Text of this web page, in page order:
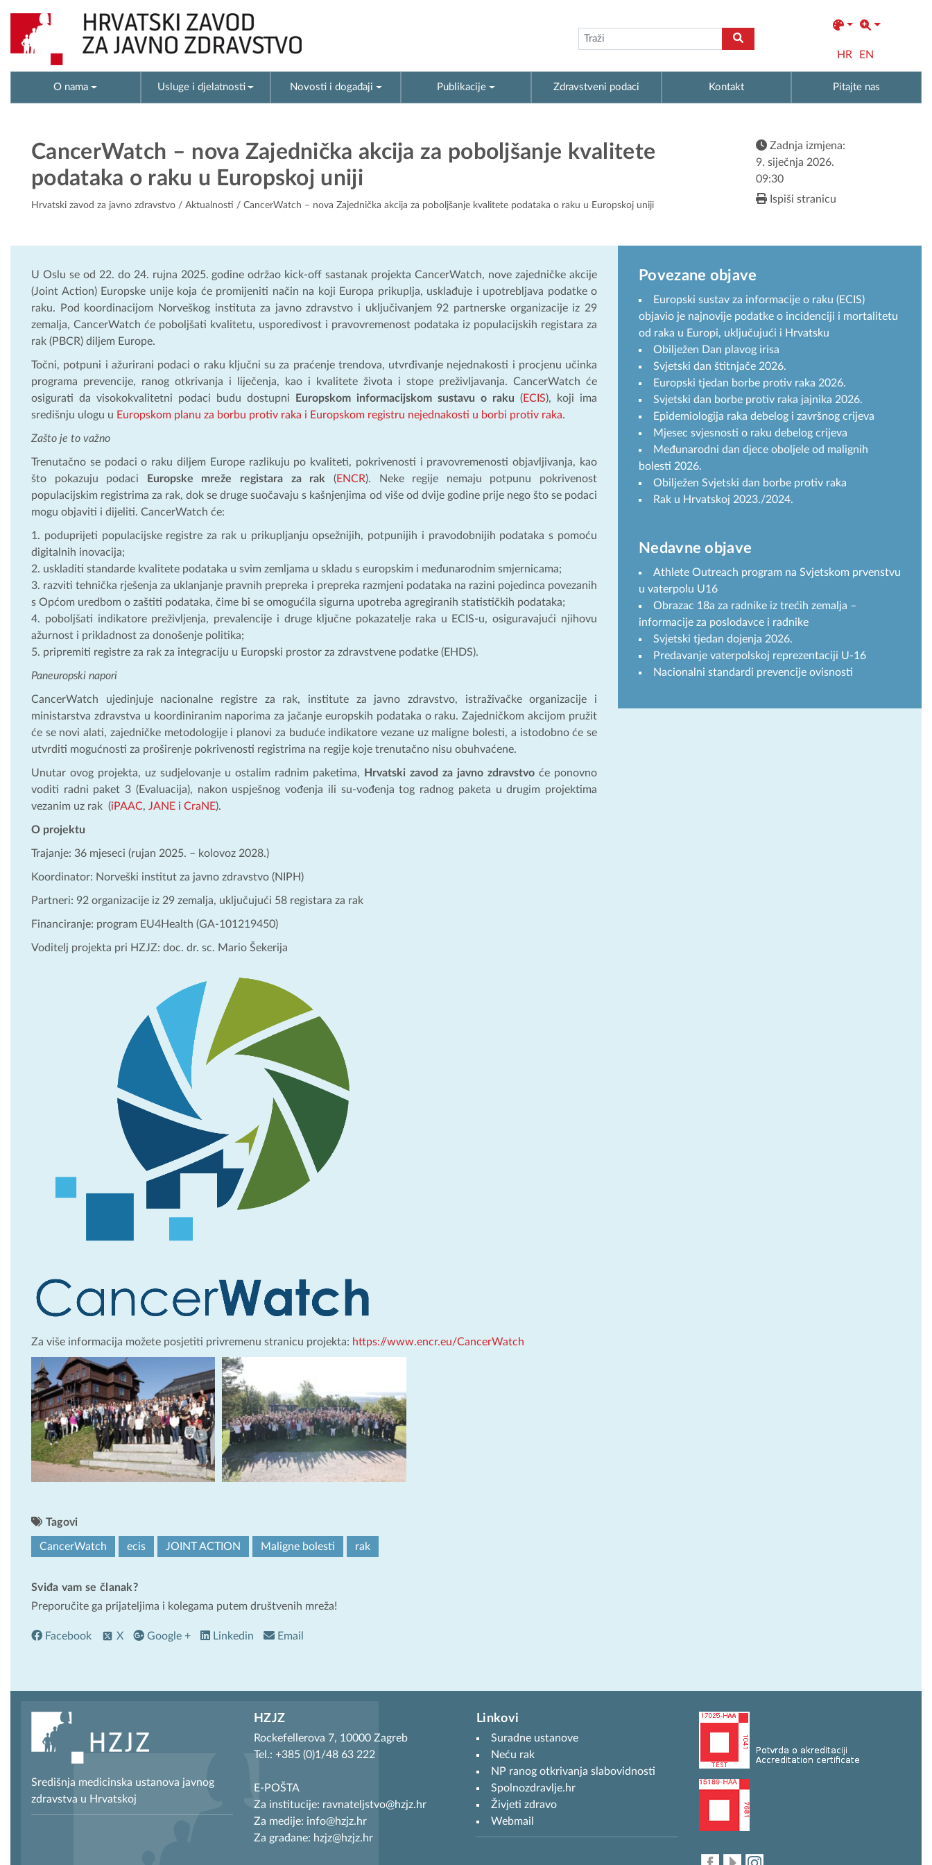
HR EN
O nama Usluge i djelatnosti Novosti i događaji Publikacije Zdravstveni podaci Kontakt Pitajte nas
CancerWatch – nova Zajednička akcija za poboljšanje kvalitete
podataka o raku u Europskoj uniji
Hrvatski zavod za javno zdravstvo / Aktualnosti / CancerWatch – nova Zajednička akcija za poboljšanje kvalitete podataka o raku u Europskoj uniji
Zadnja izmjena:
9. siječnja 2026.
09:30
Ispiši stranicu
U Oslu se od 22. do 24. rujna 2025. godine održao kick-off sastanak projekta CancerWatch, nove zajedničke akcije
(Joint Action) Europske unije koja će promijeniti način na koji Europa prikuplja, usklađuje i upotrebljava podatke o
raku. Pod koordinacijom Norveškog instituta za javno zdravstvo i uključivanjem 92 partnerske organizacije iz 29
zemalja, CancerWatch će poboljšati kvalitetu, usporedivost i pravovremenost podataka iz populacijskih registara za
rak (PBCR) diljem Europe.
Točni, potpuni i ažurirani podaci o raku ključni su za praćenje trendova, utvrđivanje nejednakosti i procjenu učinka
programa prevencije, ranog otkrivanja i liječenja, kao i kvalitete života i stope preživljavanja. CancerWatch će
osigurati da visokokvalitetni podaci budu dostupni
Europskom informacijskom sustavu o raku (ECIS), koji ima
središnju ulogu u Europskom planu za borbu protiv raka i Europskom registru nejednakosti u borbi protiv raka.
Zašto je to važno
Trenutačno se podaci o raku diljem Europe razlikuju po kvaliteti, pokrivenosti i pravovremenosti objavljivanja, kao
što pokazuju podaci
Europske mreže registara za rak (ENCR). Neke regije nemaju potpunu pokrivenost
populacijskim registrima za rak, dok se druge suočavaju s kašnjenjima od više od dvije godine prije nego što se podaci
mogu objaviti i dijeliti. CancerWatch će:
poduprijeti populacijske registre za rak u prikupljanju opsežnijih, potpunijih i pravodobnijih podataka s pomoću
digitalnih inovacija;
uskladiti standarde kvalitete podataka u svim zemljama u skladu s europskim i međunarodnim smjernicama;
razviti tehnička rješenja za uklanjanje pravnih prepreka i prepreka razmjeni podataka na razini pojedinca povezanih
s Općom uredbom o zaštiti podataka, čime bi se omogućila sigurna upotreba agregiranih statističkih podataka;
poboljšati indikatore preživljenja, prevalencije i druge ključne pokazatelje raka u ECIS-u, osiguravajući njihovu
ažurnost i prikladnost za donošenje politika;
pripremiti registre za rak za integraciju u Europski prostor za zdravstvene podatke (EHDS).
Paneuropski napori
CancerWatch ujedinjuje nacionalne registre za rak, institute za javno zdravstvo, istraživačke organizacije i
ministarstva zdravstva u koordiniranim naporima za jačanje europskih podataka o raku. Zajedničkom akcijom pružit
će se novi alati, zajedničke metodologije i planovi za buduće indikatore vezane uz maligne bolesti, a istodobno će se
utvrditi mogućnosti za proširenje pokrivenosti registrima na regije koje trenutačno nisu obuhvaćene.
Unutar ovog projekta, uz sudjelovanje u ostalim radnim paketima, Hrvatski zavod za javno zdravstvo će ponovno
voditi radni paket 3 (Evaluacija), nakon uspješnog vođenja ili su-vođenja tog radnog paketa u drugim projektima
vezanim uz rak (iPAAC, JANE i CraNE).
O projektu
Trajanje: 36 mjeseci (rujan 2025. – kolovoz 2028.)
Koordinator: Norveški institut za javno zdravstvo (NIPH)
Partneri: 92 organizacije iz 29 zemalja, uključujući 58 registara za rak
Financiranje: program EU4Health (GA-101219450)
Voditelj projekta pri HZJZ: doc. dr. sc. Mario Šekerija
Za više informacija možete posjetiti privremenu stranicu projekta: https://www.encr.eu/CancerWatch
Tagovi
CancerWatch ecis JOINT ACTION Maligne bolesti rak
Sviđa vam se članak?
Preporučite ga prijateljima i kolegama putem društvenih mreža!
Facebook X Google + Linkedin Email
Povezane objave
Europski sustav za informacije o raku (ECIS)
objavio je najnovije podatke o incidenciji i mortalitetu
od raka u Europi, uključujući i Hrvatsku
Obilježen Dan plavog irisa
Svjetski dan štitnjače 2026.
Europski tjedan borbe protiv raka 2026.
Svjetski dan borbe protiv raka jajnika 2026.
Epidemiologija raka debelog i završnog crijeva
Mjesec svjesnosti o raku debelog crijeva
Međunarodni dan djece oboljele od malignih
bolesti 2026.
Obilježen Svjetski dan borbe protiv raka
Rak u Hrvatskoj 2023./2024.
Nedavne objave
Athlete Outreach program na Svjetskom prvenstvu
u vaterpolu U16
Obrazac 18a za radnike iz trećih zemalja –
informacije za poslodavce i radnike
Svjetski tjedan dojenja 2026.
Predavanje vaterpolskoj reprezentaciji U-16
Nacionalni standardi prevencije ovisnosti
Središnja medicinska ustanova javnog
zdravstva u Hrvatskoj
HZJZ
Rockefellerova 7, 10000 Zagreb
Tel.: +385 (0)1/48 63 222
E-POŠTA
Za institucije: ravnateljstvo@hzjz.hr
Za medije: info@hzjz.hr
Za građane: hzjz@hzjz.hr
Linkovi
Suradne ustanove
Neću rak
NP ranog otkrivanja slabovidnosti
Spolnozdravlje.hr
Živjeti zdravo
Webmail